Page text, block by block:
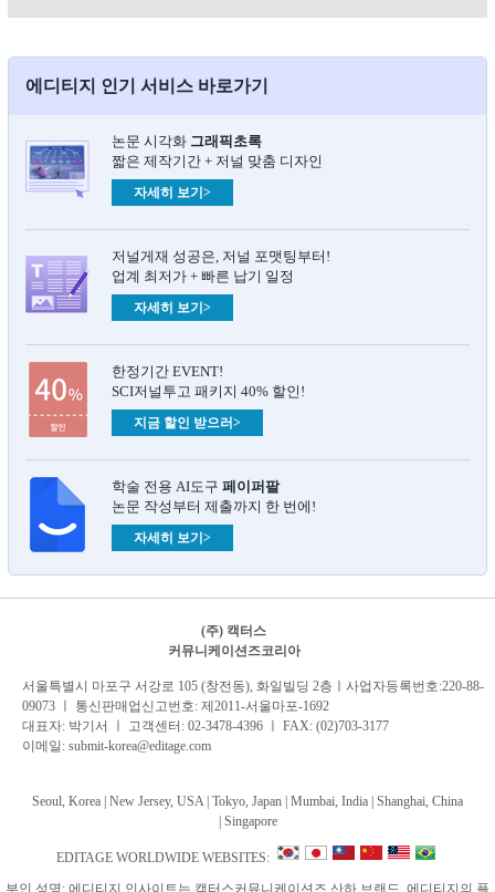
에디티지 인기 서비스 바로가기
논문 시각화 그래픽초록​
짧은 제작기간 + 저널 맞춤 디자인
자세히 보기>
저널게재 성공은, 저널 포맷팅부터!
업계 최저가 + 빠른 납기 일정
자세히 보기>
한정기간 EVENT!
SCI저널투고 패키지 40% 할인!
지금 할인 받으러>
학술 전용 AI도구 페이퍼팔
논문 작성부터 제출까지 한 번에!
자세히 보기>
(주) 캑터스
커뮤니케이션즈코리아
서 울특별시 마포구 서강로 105 (창전동), 화일빌딩 2층 ㅣ사업자등록번호:220-88-
09073 ㅣ 통신판매업신고번호: 제2011-서울마포-1692
대표자: 박기서 ㅣ 고객센터: 02-3478-4396 ㅣ FAX: (02)703-3177
이메일: submit-korea@editage.com
Seoul, Korea | New Jersey, USA | Tokyo, Japan | Mumbai, India | Shanghai, China
Singapore
EDITAGE WORLDWIDE WEBSITES: